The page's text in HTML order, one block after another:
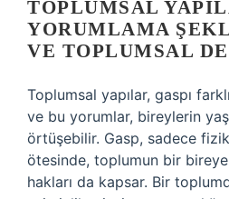
TOPLUMSAL
YORUMLAMA
VE TOPLUMSAL
Toplumsal yapılar, gaspı
ve bu yorumlar, bireylerin
örtüşebilir. Gasp, sadece
ötesinde, toplumun bir bireye
hakları da kapsar. Bir